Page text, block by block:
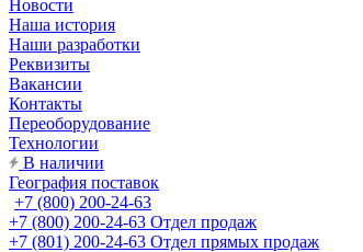
Новости
Наша история
Наши разработки
Реквизиты
Вакансии
Контакты
Переоборудование
Технологии
В наличии
География поставок
+7 (800) 200-24-63
+7 (800) 200-24-63 Отдел продаж
+7 (801) 200-24-63 Отдел прямых продаж